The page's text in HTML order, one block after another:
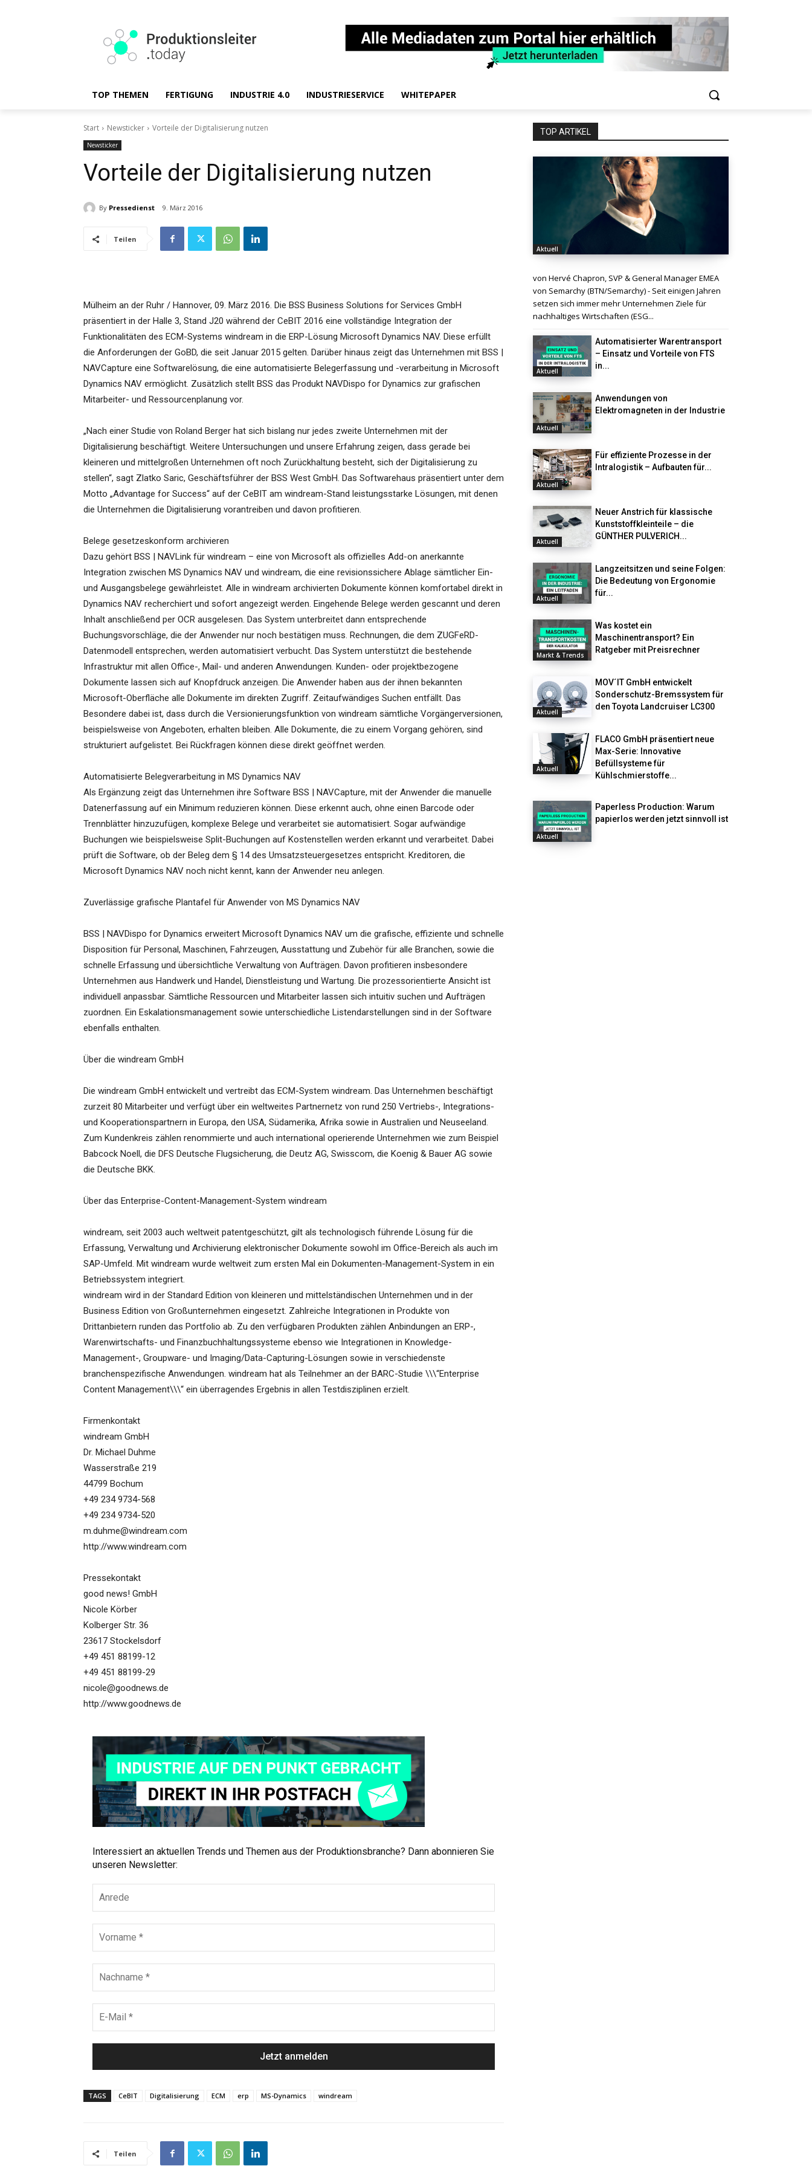
TOP THEMEN FERTIGUNG INDUSTRIE 4.0 INDUSTRIESERVICE WHITEPAPER
Start Newsticker Vorteile der Digitalisierung nutzen
Newsticker
Vorteile der Digitalisierung nutzen
By Pressedienst 9. März 2016
Teilen
Mülheim an der Ruhr / Hannover, 09. März 2016. Die BSS Business Solutions for Services GmbH
präsentiert in der Halle 3, Stand J20 während der CeBIT 2016 eine vollständige Integration der
Funktionalitäten des ECM-Systems windream in die ERP-Lösung Microsoft Dynamics NAV. Diese erfüllt
die Anforderungen der GoBD, die seit Januar 2015 gelten. Darüber hinaus zeigt das Unternehmen mit BSS |
NAVCapture eine Softwarelösung, die eine automatisierte Belegerfassung und -verarbeitung in Microsoft
Dynamics NAV ermöglicht. Zusätzlich stellt BSS das Produkt NAVDispo for Dynamics zur grafischen
Mitarbeiter- und Ressourcenplanung vor.
„Nach einer Studie von Roland Berger hat sich bislang nur jedes zweite Unternehmen mit der
Digitalisierung beschäftigt. Weitere Untersuchungen und unsere Erfahrung zeigen, dass gerade bei
kleineren und mittelgroßen Unternehmen oft noch Zurückhaltung besteht, sich der Digitalisierung zu
stellen“, sagt Zlatko Saric, Geschäftsführer der BSS West GmbH. Das Softwarehaus präsentiert unter dem
Motto „Advantage for Success“ auf der CeBIT am windream-Stand leistungsstarke Lösungen, mit denen
die Unternehmen die Digitalisierung vorantreiben und davon profitieren.
Belege gesetzeskonform archivieren
Dazu gehört BSS | NAVLink für windream – eine von Microsoft als offizielles Add-on anerkannte
Integration zwischen MS Dynamics NAV und windream, die eine revisionssichere Ablage sämtlicher Ein-
und Ausgangsbelege gewährleistet. Alle in windream archivierten Dokumente können komfortabel direkt in
Dynamics NAV recherchiert und sofort angezeigt werden. Eingehende Belege werden gescannt und deren
Inhalt anschließend per OCR ausgelesen. Das System unterbreitet dann entsprechende
Buchungsvorschläge, die der Anwender nur noch bestätigen muss. Rechnungen, die dem ZUGFeRD-
Datenmodell entsprechen, werden automatisiert verbucht. Das System unterstützt die bestehende
Infrastruktur mit allen Office-, Mail- und anderen Anwendungen. Kunden- oder projektbezogene
Dokumente lassen sich auf Knopfdruck anzeigen. Die Anwender haben aus der ihnen bekannten
Microsoft-Oberfläche alle Dokumente im direkten Zugriff. Zeitaufwändiges Suchen entfällt. Das
Besondere dabei ist, dass durch die Versionierungsfunktion von windream sämtliche Vorgängerversionen,
beispielsweise von Angeboten, erhalten bleiben. Alle Dokumente, die zu einem Vorgang gehören, sind
strukturiert aufgelistet. Bei Rückfragen können diese direkt geöffnet werden.
Automatisierte Belegverarbeitung in MS Dynamics NAV
Als Ergänzung zeigt das Unternehmen ihre Software BSS | NAVCapture, mit der Anwender die manuelle
Datenerfassung auf ein Minimum reduzieren können. Diese erkennt auch, ohne einen Barcode oder
Trennblätter hinzuzufügen, komplexe Belege und verarbeitet sie automatisiert. Sogar aufwändige
Buchungen wie beispielsweise Split-Buchungen auf Kostenstellen werden erkannt und verarbeitet. Dabei
prüft die Software, ob der Beleg dem § 14 des Umsatzsteuergesetzes entspricht. Kreditoren, die
Microsoft Dynamics NAV noch nicht kennt, kann der Anwender neu anlegen.
Zuverlässige grafische Plantafel für Anwender von MS Dynamics NAV
BSS | NAVDispo for Dynamics erweitert Microsoft Dynamics NAV um die grafische, effiziente und schnelle
Disposition für Personal, Maschinen, Fahrzeugen, Ausstattung und Zubehör für alle Branchen, sowie die
schnelle Erfassung und übersichtliche Verwaltung von Aufträgen. Davon profitieren insbesondere
Unternehmen aus Handwerk und Handel, Dienstleistung und Wartung. Die prozessorientierte Ansicht ist
individuell anpassbar. Sämtliche Ressourcen und Mitarbeiter lassen sich intuitiv suchen und Aufträgen
zuordnen. Ein Eskalationsmanagement sowie unterschiedliche Listendarstellungen sind in der Software
ebenfalls enthalten.
Über die windream GmbH
Die windream GmbH entwickelt und vertreibt das ECM-System windream. Das Unternehmen beschäftigt
zurzeit 80 Mitarbeiter und verfügt über ein weltweites Partnernetz von rund 250 Vertriebs-, Integrations-
und Kooperationspartnern in Europa, den USA, Südamerika, Afrika sowie in Australien und Neuseeland.
Zum Kundenkreis zählen renommierte und auch international operierende Unternehmen wie zum Beispiel
Babcock Noell, die DFS Deutsche Flugsicherung, die Deutz AG, Swisscom, die Koenig & Bauer AG sowie
die Deutsche BKK.
Über das Enterprise-Content-Management-System windream
windream, seit 2003 auch weltweit patentgeschützt, gilt als technologisch führende Lösung für die
Erfassung, Verwaltung und Archivierung elektronischer Dokumente sowohl im Office-Bereich als auch im
SAP-Umfeld. Mit windream wurde weltweit zum ersten Mal ein Dokumenten-Management-System in ein
Betriebssystem integriert.
windream wird in der Standard Edition von kleineren und mittelständischen Unternehmen und in der
Business Edition von Großunternehmen eingesetzt. Zahlreiche Integrationen in Produkte von
Drittanbietern runden das Portfolio ab. Zu den verfügbaren Produkten zählen Anbindungen an ERP-,
Warenwirtschafts- und Finanzbuchhaltungssysteme ebenso wie Integrationen in Knowledge-
Management-, Groupware- und Imaging/Data-Capturing-Lösungen sowie in verschiedenste
branchenspezifische Anwendungen. windream hat als Teilnehmer an der BARC-Studie \\\“Enterprise
Content Management\\\“ ein überragendes Ergebnis in allen Testdisziplinen erzielt.
Firmenkontakt
windream GmbH
Dr. Michael Duhme
Wasserstraße 219
44799 Bochum
+49 234 9734-568
+49 234 9734-520
m.duhme@windream.com
http://www.windream.com
Pressekontakt
good news! GmbH
Nicole Körber
Kolberger Str. 36
23617 Stockelsdorf
+49 451 88199-12
+49 451 88199-29
nicole@goodnews.de
http://www.goodnews.de
Interessiert an aktuellen Trends und Themen aus der Produktionsbranche? Dann abonnieren Sie
unseren Newsletter:
TAGS CeBIT Digitalisierung ECM erp MS-Dynamics windream
Teilen
TOP ARTIKEL
Aktuell
von Hervé Chapron, SVP & General Manager EMEA
von Semarchy (BTN/Semarchy) - Seit einigen Jahren
setzen sich immer mehr Unternehmen Ziele für
nachhaltiges Wirtschaften (ESG...
Aktuell
Automatisierter Warentransport
– Einsatz und Vorteile von FTS
in...
Aktuell
Anwendungen von
Elektromagneten in der Industrie
Aktuell
Für effiziente Prozesse in der
Intralogistik – Aufbauten für...
Aktuell
Neuer Anstrich für klassische
Kunststoffkleinteile – die
GÜNTHER PULVERICH...
Aktuell
Langzeitsitzen und seine Folgen:
Die Bedeutung von Ergonomie
für...
Markt & Trends
Was kostet ein
Maschinentransport? Ein
Ratgeber mit Preisrechner
Aktuell
MOV´IT GmbH entwickelt
Sonderschutz-Bremssystem für
den Toyota Landcruiser LC300
Aktuell
FLACO GmbH präsentiert neue
Max-Serie: Innovative
Befüllsysteme für
Kühlschmierstoffe...
Aktuell
Paperless Production: Warum
papierlos werden jetzt sinnvoll ist